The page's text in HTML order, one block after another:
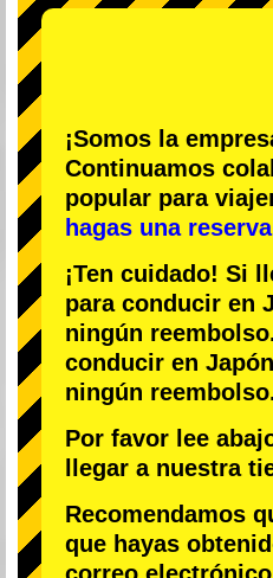
¡Somos la
Continuamos
popular para
hagas una
¡Ten cuidado! Si
para conducir en
ningún
conducir en
ningún
Por favor lee
llegar a nuestra
Recomendamos
que hayas